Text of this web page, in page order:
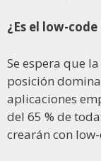
¿Es el low-
Se espera que
posición
aplicaciones
del 65 % de
crearán con